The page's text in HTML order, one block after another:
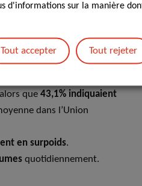
donné que plus de 74%
d’autres anomalies
que 43,1% indiquaient
dans l’Union
en surpoids.
quotidiennement.
d'informations sur la manière
Tout accepter Tout rejeter